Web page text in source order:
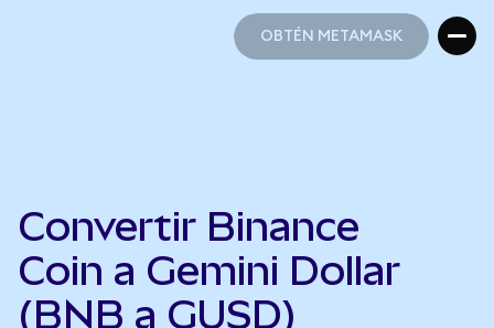
OBTÉN METAMASK
Convertir Binance
Coin a Gemini Dollar
(BNB a GUSD)